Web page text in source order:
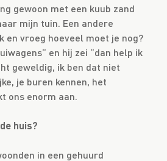
gewoon met een kuub zand
mijn tuin. Een andere
en vroeg hoeveel moet je nog?
en hij zei “dan help ik
geweldig, ik ben dat niet
je buren kennen, het
ons enorm aan.
huis?
in een gehuurd